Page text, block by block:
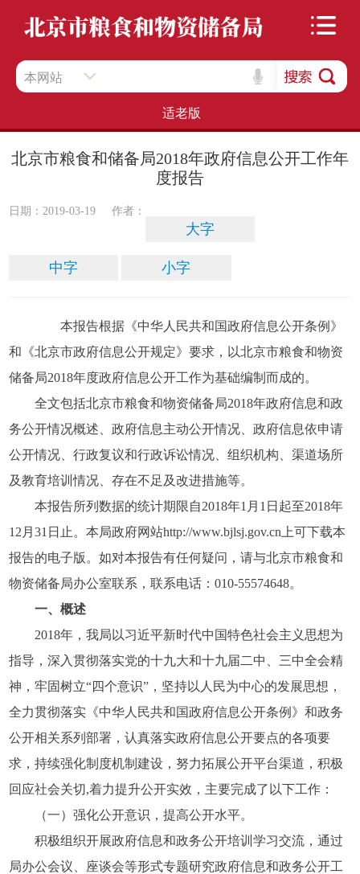
本网站
适老版
北京市粮食和储备局2018年政府信息公开工作年
度报告
日期：2019-03-19 作者：
大字
中字 小字
本报告根据《中华人民共和国政府信息公开条例》
和《北京市政府信息公开规定》要求，以北京市粮食和物资
储备局2018年度政府信息公开工作为基础编制而成的。
全文包括北京市粮食和物资储备局2018年政府信息和政
务公开情况概述、政府信息主动公开情况、政府信息依申请
公开情况、行政复议和行政诉讼情况、组织机构、渠道场所
及教育培训情况、存在不足及改进措施等。
本报告所列数据的统计期限自2018年1月1日起至2018年
12月31日止。本局政府网站http://www.bjlsj.gov.cn上可下载本
报告的电子版。如对本报告有任何疑问，请与北京市粮食和
物资储备局办公室联系，联系电话：010-55574648。
一、概述
2018年，我局以习近平新时代中国特色社会主义思想为
指导，深入贯彻落实党的十九大和十九届二中、三中全会精
神，牢固树立“四个意识”，坚持以人民为中心的发展思想，
全力贯彻落实《中华人民共和国政府信息公开条例》和政务
公开相关系列部署，认真落实政府信息公开要点的各项要
求，持续强化制度机制建设，努力拓展公开平台渠道，积极
回应社会关切,着力提升公开实效，主要完成了以下工作：
（一）强化公开意识，提高公开水平。
积极组织开展政府信息和政务公开培训学习交流，通过
局办公会议、座谈会等形式专题研究政府信息和政务公开工